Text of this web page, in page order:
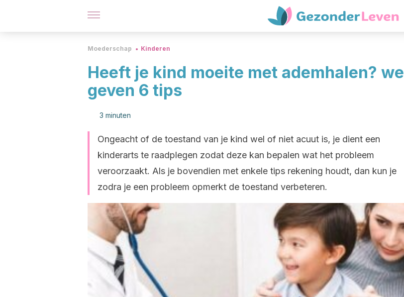
Moederschap Kinderen
Heeft je kind moeite met ademhalen? we
geven 6 tips
3 minuten
Ongeacht of de toestand van je kind wel of niet acuut is, je dient een
kinderarts te raadplegen zodat deze kan bepalen wat het probleem
veroorzaakt. Als je bovendien met enkele tips rekening houdt, dan kun je
zodra je een probleem opmerkt de toestand verbeteren.